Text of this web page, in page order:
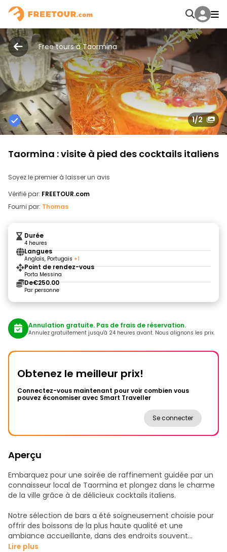
Free tours à Taormina
1/2
Taormina : visite à pied des cocktails italiens
Soyez le premier à laisser un avis
Vérifié par: FREETOUR.com
Fourni par: Thomas
Durée
4 heures
Langues
Anglais, Portugais +1
Point de rendez-vous
Porta Messina
De€250.00
Par personne
Annulation gratuite. Pas de frais de réservation.
Annulez gratuitement jusqu'à 24 heures avant. Nous alignons les prix.
Obtenez le meilleur prix!
Connectez-vous maintenant pour voir combien vous
pouvez économiser avec Smart Traveller
Se connecter
Aperçu
Embarquez pour une soirée de raffinement guidée par un
connaisseur local de Taormina et plongez dans le charme
de la ville grâce à de délicieux cocktails italiens.
Notre sélection de bars a été soigneusement choisie pour
offrir des boissons de la plus haute qualité et une
ambiance accueillante, dans des endroits souvent
négligés par les touristes.
Lire plus